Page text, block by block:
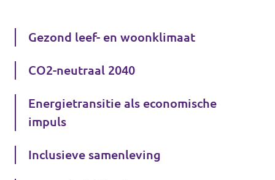
Gezond leef- en woonklimaat
CO2-neutraal 2040
Energietransitie als economische
impuls
Inclusieve samenleving